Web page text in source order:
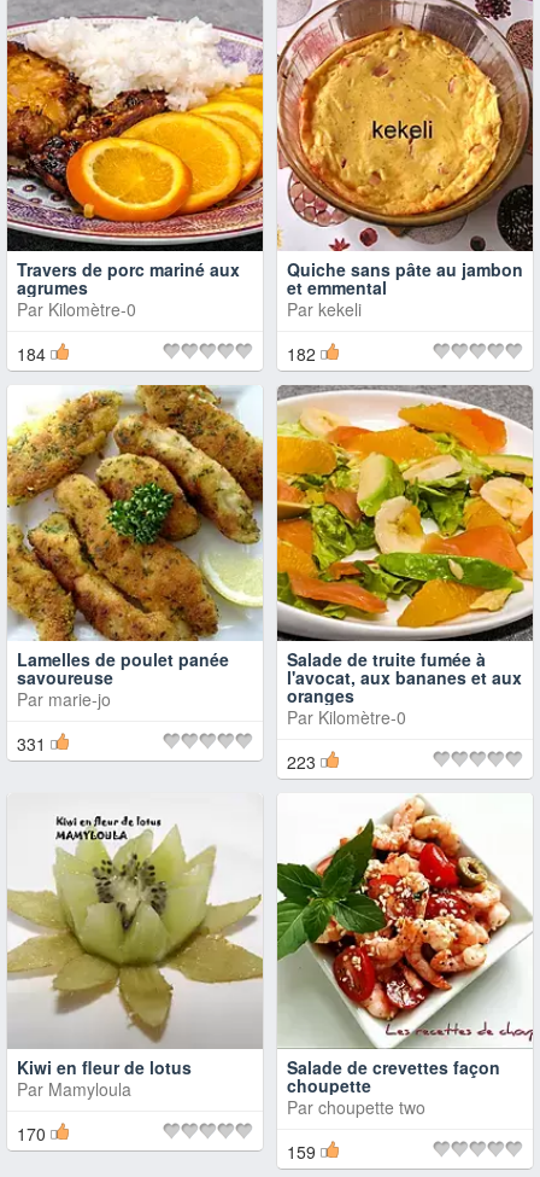
Travers de porc mariné aux
agrumes
Par Kilomètre-0
184
Quiche sans pâte au jambon
et emmental
Par kekeli
182
Lamelles de poulet panée
savoureuse
Par marie-jo
331
Salade de truite fumée à
l'avocat, aux bananes et aux
oranges
Par Kilomètre-0
223
Kiwi en fleur de lotus
Par Mamyloula
170
Salade de crevettes façon
choupette
Par choupette two
159